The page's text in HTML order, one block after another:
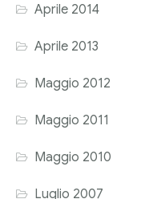
Aprile 2014
Aprile 2013
Maggio 2012
Maggio 2011
Maggio 2010
Luglio 2007